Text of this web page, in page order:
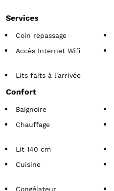
Services
Coin repassage
Accès Internet Wifi
Lits faits à l'arrivée
Confort
Baignoire
Chauffage
Lit 140 cm
Cuisine
Congélateur